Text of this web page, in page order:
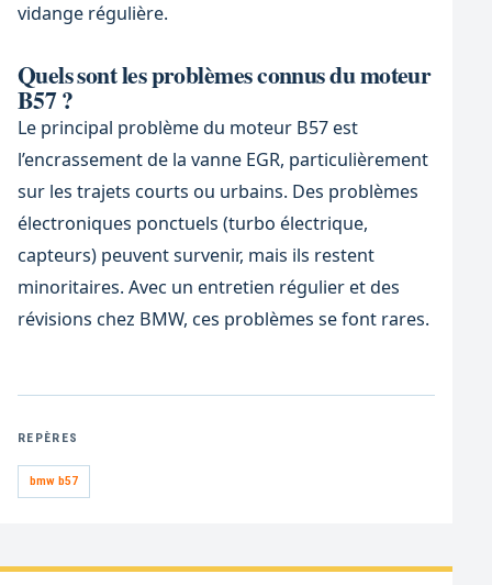
vidange régulière.
Quels sont les problèmes connus du moteur
B57 ?
Le principal problème du moteur B57 est
l’encrassement de la vanne EGR, particulièrement
sur les trajets courts ou urbains. Des problèmes
électroniques ponctuels (turbo électrique,
capteurs) peuvent survenir, mais ils restent
minoritaires. Avec un entretien régulier et des
révisions chez BMW, ces problèmes se font rares.
REPÈRES
bmw b57